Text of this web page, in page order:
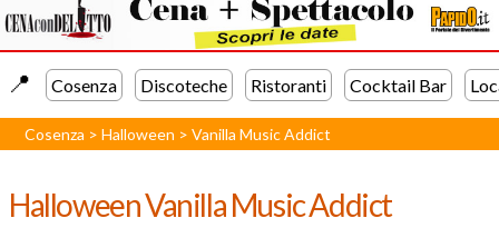
📍️ Cosenza Discoteche Ristoranti Cocktail Bar
Cosenza >Halloween >Vanilla Music Addict
Halloween Vanilla Music Addict